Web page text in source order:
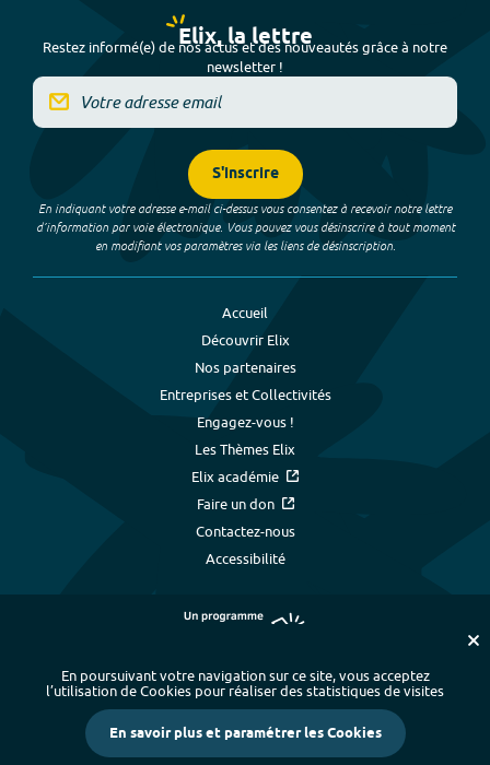
Elix, la lettre
Restez informé(e) de nos actus et des nouveautés grâce à notre
newsletter !
S'inscrire
En indiquant votre adresse e-mail ci-dessus vous consentez à recevoir notre lettre
d’information par voie électronique. Vous pouvez vous désinscrire à tout moment
en modifiant vos paramètres via les liens de désinscription.
Accueil
Découvrir Elix
Nos partenaires
Entreprises et Collectivités
Engagez-vous !
Les Thèmes Elix
Elix académie
Faire un don
Contactez-nous
Accessibilité
Plan du site - Index alphabétique
-
Mentions légales et données personnelles
- Paramétrer les cookies
Crédits
En poursuivant votre navigation sur ce site, vous acceptez
l’utilisation de Cookies pour réaliser des statistiques de visites
En savoir plus et paramétrer les Cookies